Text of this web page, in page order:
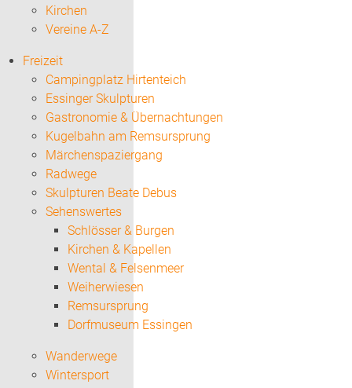
Kirchen
Vereine A-Z
Freizeit
Campingplatz Hirtenteich
Essinger Skulpturen
Gastronomie & Übernachtungen
Kugelbahn am Remsursprung
Märchenspaziergang
Radwege
Skulpturen Beate Debus
Sehenswertes
Schlösser & Burgen
Kirchen & Kapellen
Wental & Felsenmeer
Weiherwiesen
Remsursprung
Dorfmuseum Essingen
Wanderwege
Wintersport